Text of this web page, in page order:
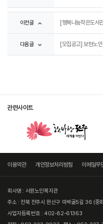
이전글
다음글
관련사이트
이용약관 개인정보처리방침 이메일무
회사명 : 서원노인복지관
주소 : 전북 전주시 완산구 따박골5길 36 (중
사업자등록번호 : 402-82-61363